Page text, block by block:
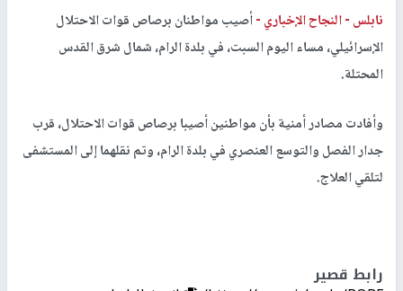
نابلس -النجاح الإخباري -أصيب مواطنان برصاص قوات الاحتلال
الإسرائيلي، مساء اليوم السبت، في بلدة الرام، شمال شرق القدس
المحتلة.
وأفادت مصادر أمنية بأن مواطنين أصيبا برصاص قوات الاحتلال، قرب
جدار الفصل والتوسع العنصري في بلدة الرام، وتم نقلهما إلى المستشفى
لتلقي العلاج.
رابط قصير